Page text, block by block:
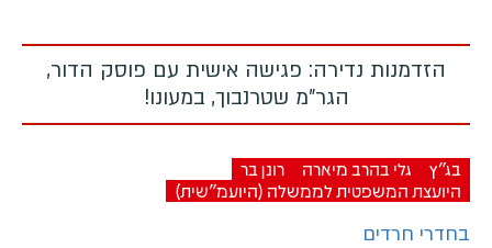
הזדמנות נדירה: פגישה אישית עם פוסק הדור,
הגר"מ שטרנבוך, במעונו!
בג"ץ גלי בהרב מיארה
רונן בר
היועצת המשפטית לממשלה (היועמ"שית)
בחדרי חרדים